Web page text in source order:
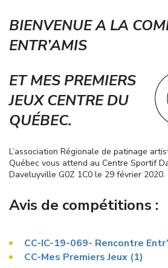
BIENVENUE A LA
ENTR’AMIS
ET MES PREMIERS
JEUX CENTRE DU
QUÉBEC.
L’association Régionale de patinage
Québec vous attend au Centre Sportif
Daveluyville G0Z 1C0 le 29 février 2020.
Avis de compétitions :
CC-IC-19-069- Rencontre
CC-Mes Premiers Jeux (1)